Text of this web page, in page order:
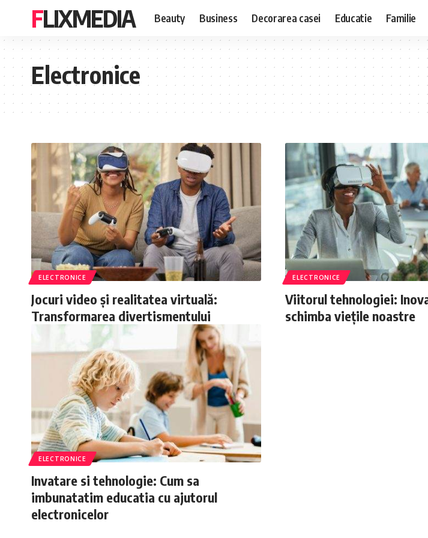
FLIXMEDIA Beauty Business Decorarea casei Educatie Familie
Electronice
ELECTRONICE
Jocuri video și realitatea virtuală:
Transformarea divertismentului
ELECTRONICE
Viitorul tehnologiei:
schimba viețile noastre
ELECTRONICE
Invatare si tehnologie: Cum sa
imbunatatim educatia cu ajutorul
electronicelor